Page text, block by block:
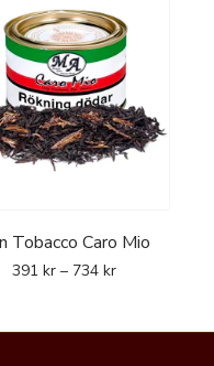
Tobacco Caro Mio
391 kr – 734 kr